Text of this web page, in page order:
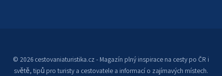
© 2026 cestovaniaturistika.cz - Magazín plný inspirace na cesty po ČR i
světě, tipů pro turisty a cestovatele a informací o zajímavých místech.